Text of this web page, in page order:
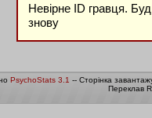
Невірне ID гравця.
знову
PsychoStats 3.1 -- Сторінка
Переклав